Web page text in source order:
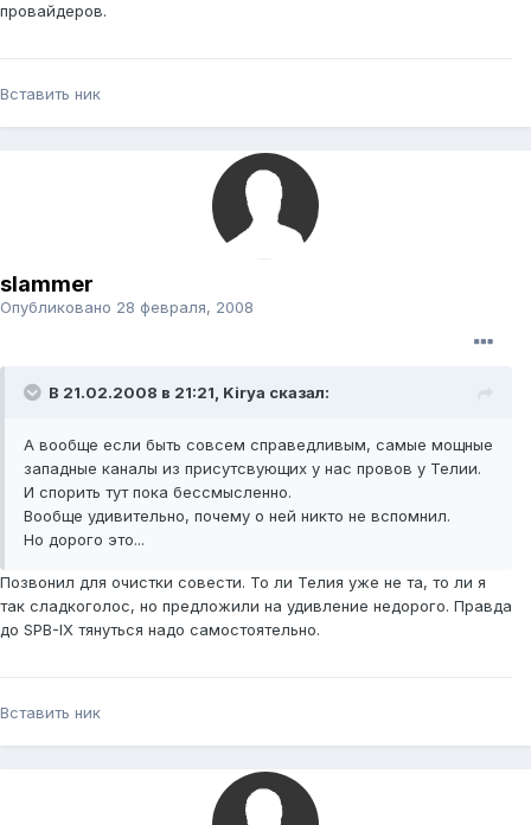
провайдеров.
Вставить ник
slammer
Опубликовано 28 февраля, 2008
В 21.02.2008 в 21:21, Kirya сказал:
А вообще если быть совсем справедливым, самые мощные
западные каналы из присутсвующих у нас провов у Телии.
И спорить тут пока бессмысленно.
Вообще удивительно, почему о ней никто не вспомнил.
Но дорого это...
Позвонил для очистки совести. То ли Телия уже не та, то ли я
так сладкоголос, но предложили на удивление недорого. Правда
до SPB-IX тянуться надо самостоятельно.
Вставить ник